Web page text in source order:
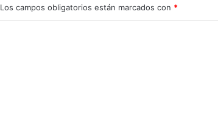
Los campos obligatorios están marcados con *